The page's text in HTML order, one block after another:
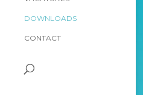
DOWNLOADS
CONTACT